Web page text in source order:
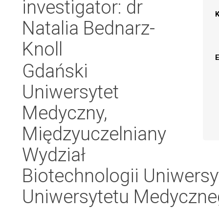
investigator: dr
Natalia Bednarz-
Knoll
Gdański
Uniwersytet
Medyczny,
Międzyuczelniany
Wydział
Biotechnologii
Uniwersytetu